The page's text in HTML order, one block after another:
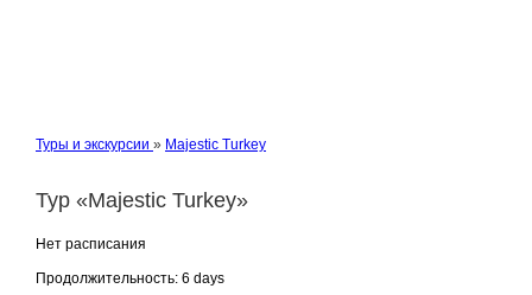
Туры и экскурсии » Majestic Turkey
Тур «Majestic Turkey»
Нет расписания
Продолжительность: 6 days